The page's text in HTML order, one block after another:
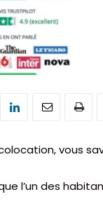
vous
l’un des